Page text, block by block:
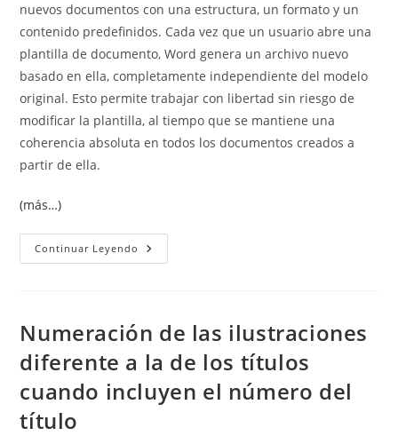
nuevos documentos con una estructura, un formato y un
contenido predefinidos. Cada vez que un usuario abre una
plantilla de documento, Word genera un archivo nuevo
basado en ella, completamente independiente del modelo
original. Esto permite trabajar con libertad sin riesgo de
modificar la plantilla, al tiempo que se mantiene una
coherencia absoluta en todos los documentos creados a
partir de ella.
(más…)
Continuar Leyendo Plantillas
De
Base
De
Modelos
Profesionales
Numeración de las ilustraciones
diferente a la de los títulos
cuando incluyen el número del
título